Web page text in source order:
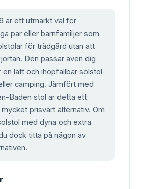
är ett utmärkt val för
par eller barnfamiljer som
för trädgård utan att
Den passar även dig
lätt och ihopfällbar solstol
camping. Jämfört med
Baden stol är detta ett
prisvärt alternativ. Om
med dyna och extra
dock titta på någon av